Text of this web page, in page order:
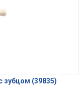
зубцом (39835)